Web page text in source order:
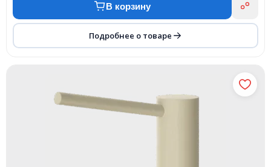
В корзину
Подробнее о товаре